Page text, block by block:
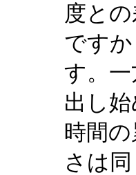
度と
です
す。
出し
時間
さは